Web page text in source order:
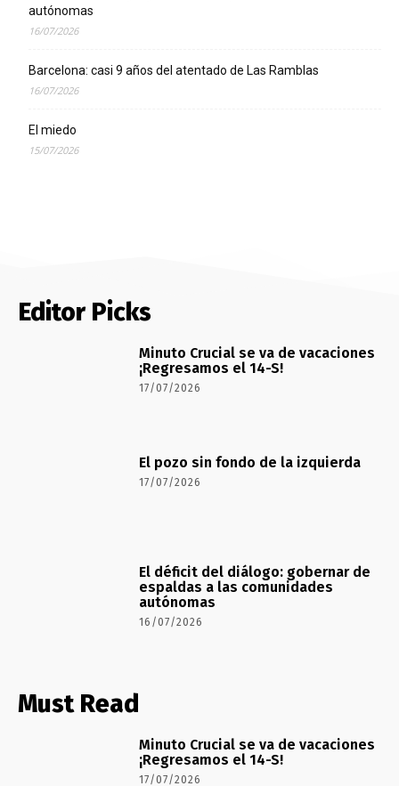
autónomas
16/07/2026
Barcelona: casi 9 años del atentado de Las Ramblas
16/07/2026
El miedo
15/07/2026
Editor Picks
Minuto Crucial se va de vacaciones
¡Regresamos el 14-S!
17/07/2026
El pozo sin fondo de la izquierda
17/07/2026
El déficit del diálogo: gobernar de
espaldas a las comunidades
autónomas
16/07/2026
Must Read
Minuto Crucial se va de vacaciones
¡Regresamos el 14-S!
17/07/2026